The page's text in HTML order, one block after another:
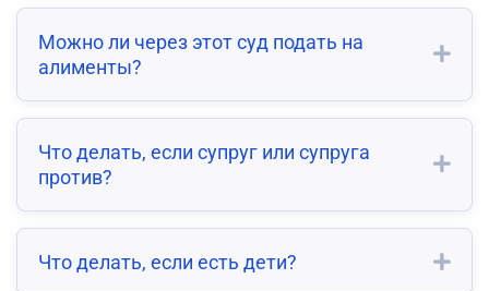
Можно ли через этот суд подать на
алименты?
Что делать, если супруг или супруга
против?
Что делать, если есть дети?